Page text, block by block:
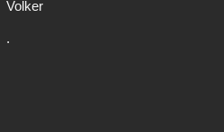
Volker
.